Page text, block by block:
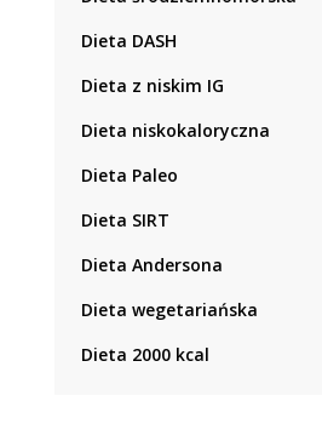
Dieta DASH
Dieta z niskim IG
Dieta niskokaloryczna
Dieta Paleo
Dieta SIRT
Dieta Andersona
Dieta wegetariańska
Dieta 2000 kcal